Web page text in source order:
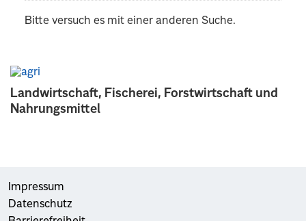
Landwirtschaft, Fischerei, Forstwirtschaft und
Nahrungsmittel
Bitte versuch es mit einer anderen Suche.
Impressum
Datenschutz